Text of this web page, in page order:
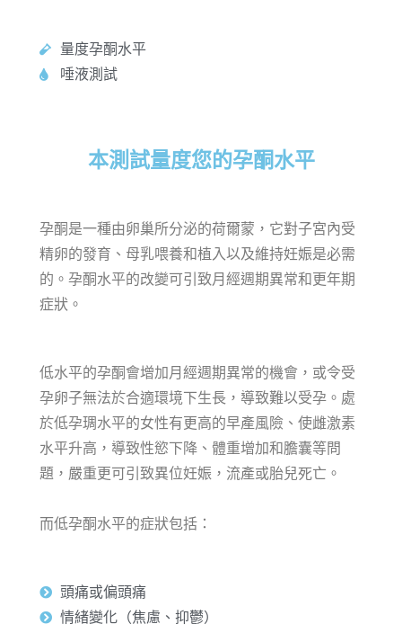
量度孕酮水平
唾液測試
本測試量度您的孕酮水平
孕酮是一種由卵巢所分泌的荷爾蒙，它對子宮內受
精卵的發育、母乳喂養和植入以及維持妊娠是必需
的。孕酮水平的改變可引致月經週期異常和更年期
症狀。
低水平的孕酮會增加月經週期異常的機會，或令受
孕卵子無法於合適環境下生長，導致難以受孕。 處
於低孕琱水平的女性有更高的早產風險、使雌激素
水平升高，導致性慾下降、體重增加和膽囊等問
題，嚴重更可引致異位妊娠，流產或胎兒死亡。
而低孕酮水平的症狀包括：
頭痛或偏頭痛
情緒變化（焦慮、抑鬱）